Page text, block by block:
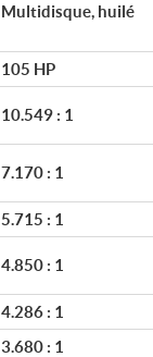
Multidisque, huilé
105 HP
10.549 : 1
7.170 : 1
5.715 : 1
4.850 : 1
4.286 : 1
3.680 : 1